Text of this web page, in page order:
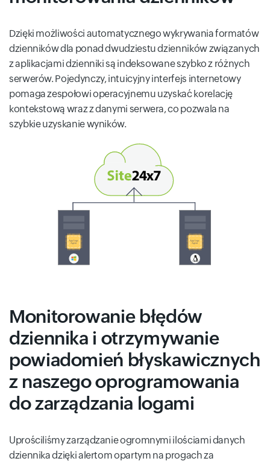
Dzięki możliwości automatycznego wykrywania formatów
dzienników dla ponad dwudziestu dzienników związanych
z aplikacjami dzienniki są indeksowane szybko z różnych
serwerów. Pojedynczy, intuicyjny interfejs internetowy
pomaga zespołowi operacyjnemu uzyskać korelację
kontekstową wraz z danymi serwera, co pozwala na
szybkie uzyskanie wyników.
Monitorowanie błędów
dziennika i otrzymywanie
powiadomień błyskawicznych
z naszego oprogramowania
do zarządzania logami
Uprościliśmy zarządzanie ogromnymi ilościami danych
dziennika dzięki alertom opartym na progach za